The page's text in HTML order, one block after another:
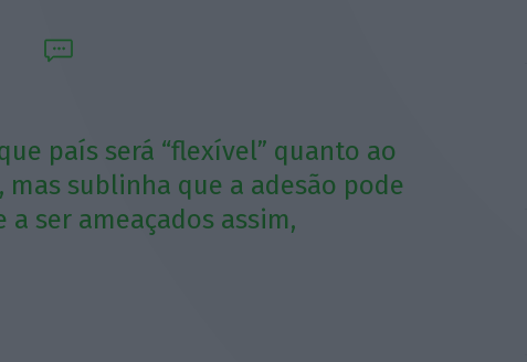
país será “flexível” quanto ao
mas sublinha que a adesão pode
a ser ameaçados assim,